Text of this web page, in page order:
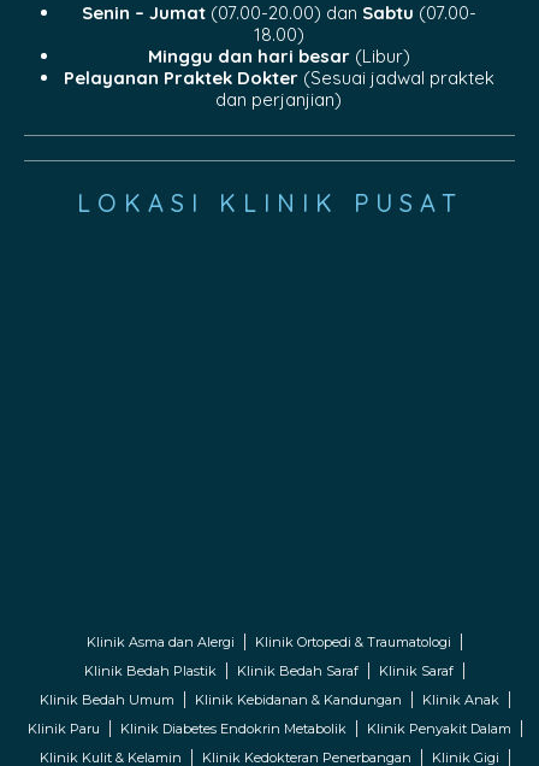
Senin – Jumat(07.00-20.00) dan Sabtu (07.00-
18.00)
Minggu dan hari besar(Libur)
Pelayanan Praktek Dokter(Sesuai jadwal praktek
dan perjanjian)
LOKASI KLINIK PUSAT
Klinik Asma dan Alergi
Klinik Ortopedi & Traumatologi
Klinik Bedah Plastik
Klinik Bedah Saraf
Klinik Saraf
Klinik Bedah Umum
Klinik Kebidanan & Kandungan
Klinik Anak
Klinik Paru
Klinik Diabetes Endokrin Metabolik
Klinik Penyakit Dalam
Klinik Kulit & Kelamin
Klinik Kedokteran Penerbangan Klinik Gigi